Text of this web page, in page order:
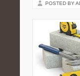
POSTED BY